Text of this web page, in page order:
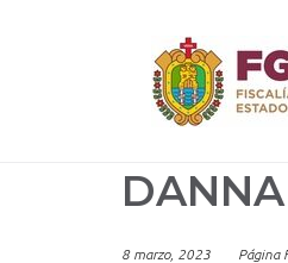
8 marzo, 2023 Página